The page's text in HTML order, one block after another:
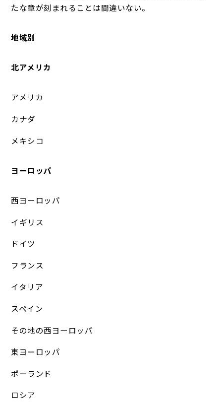
たな章が刻まれることは間違いない。
地域別
北アメリカ
アメリカ
カナダ
メキシコ
ヨーロッパ
西ヨーロッパ
イギリス
ドイツ
フランス
イタリア
スペイン
その地の西ヨーロッパ
東ヨーロッパ
ポーランド
ロシア